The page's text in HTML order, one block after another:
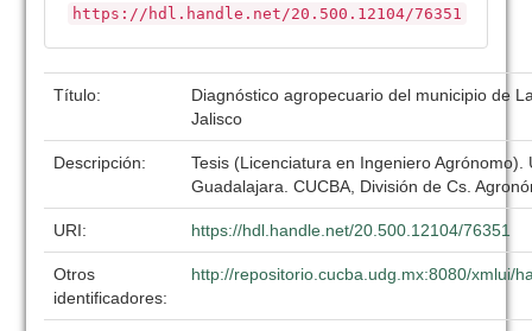
https://hdl.handle.net/20.500.12104/76351
Título:
Diagnóstico agropecuario del municipio de
Jalisco
Descripción:
Tesis (Licenciatura en Ingeniero Agrónomo).
Guadalajara. CUCBA, División de Cs.
URI: https://hdl.handle.net/20.500.12104/76351
Otros
identificadores:
http://repositorio.cucba.udg.mx:8080/xmlui/